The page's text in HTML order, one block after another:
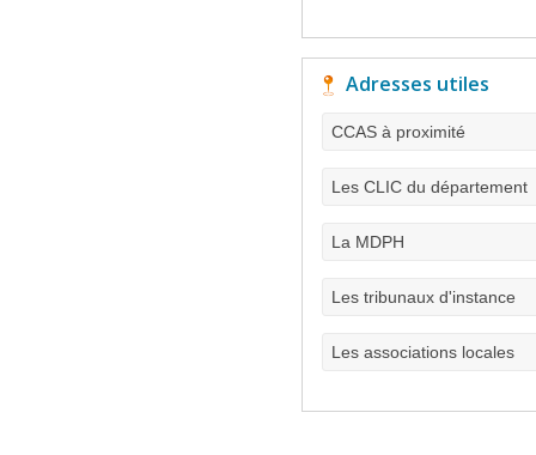
Adresses utiles
CCAS à proximité
Les CLIC du département
La MDPH
Les tribunaux d'instance
Les associations locales